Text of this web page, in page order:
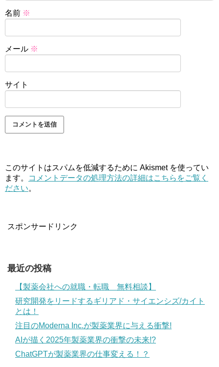
名前 ※
メール ※
サイト
このサイトはスパムを低減するために Akismet を使ってい
ます。
コメントデータの処理方法の詳細はこちらをご覧く
ださい。
スポンサードリンク
最近の投稿
【製薬会社への就職・転職 無料相談】
研究開発をリードするギリアド・サイエンシズ/カイト
とは！
注目のModerna Inc.が製薬業界に与える衝撃!
AIが描く2025年製薬業界の衝撃の未来!?
ChatGPTが製薬業界の仕事変える！？